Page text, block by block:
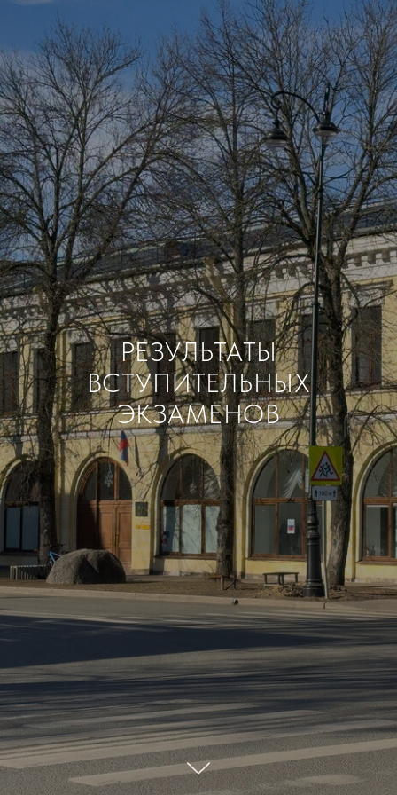
РЕЗУЛЬТАТЫ
ВСТУПИТЕЛЬНЫХ
ЭКЗАМЕНОВ